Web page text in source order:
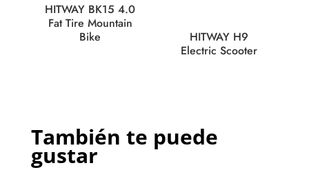
HITWAY BK15 4.0
Fat Tire Mountain
Bike
HITWAY H9
Electric Scooter
También te puede
gustar